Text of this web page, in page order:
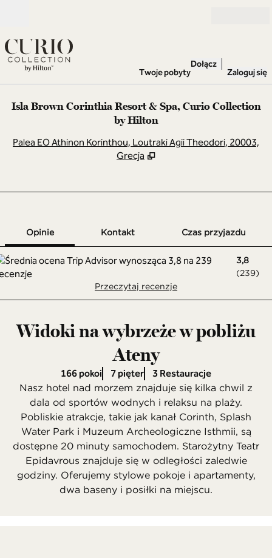
Twoje pobyty
Dołącz
Zaloguj się
Isla Brown Corinthia Resort & Spa, Curio Collection
by Hilton
Palea EO Athinon Korinthou, Loutraki Agii Theodori, 20003,
Grecja
Opinie Kontakt
Czas przyjazdu
3,8
(239)
Przeczytaj recenzje
Widoki na wybrzeże w pobliżu
Ateny
166 pokoi 7 pięter 3 Restauracje
Nasz hotel nad morzem znajduje się kilka chwil z
dala od sportów wodnych i relaksu na plaży.
Pobliskie atrakcje, takie jak kanał Corinth, Splash
Water Park i Muzeum Archeologiczne Isthmii, są
dostępne 20 minuty samochodem. Starożytny Teatr
Epidavrous znajduje się w odległości zaledwie
godziny. Oferujemy stylowe pokoje i apartamenty,
dwa baseny i posiłki na miejscu.